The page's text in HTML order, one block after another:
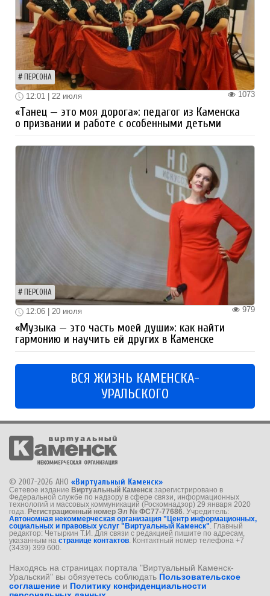
ПЕРСОНА
1073
12:01 | 22 июля
«Танец — это моя дорога»: педагог из Каменска
о призвании и работе с особенными детьми
ПЕРСОНА
979
12:06 | 20 июля
«Музыка — это часть моей души»: как найти
гармонию и научить ей других в Каменске
ВСЯ ЖИЗНЬ КАМЕНСКА-
УРАЛЬСКОГО
© 2007-2026 АНО «Виртуальный Каменск»
Сетевое издание Виртуальный Каменск зарегистрировано в
Федеральной службе по надзору в сфере связи, информационных
технологий и массовых коммуникаций (Роскомнадзор) 29 января 2020
года. Регистрационный номер Эл № ФС77-77686 . Учредитель:
Автономная некоммерческая организация "Центр информационных,
социальных и правовых услуг "Виртуальный Каменск" . Главный
редактор: Четыркин Т.И. Для связи с редакцией пишите по адресам,
указанным на странице контактов . Контактный номер телефона +7
(3439) 399 600.
Находясь на страницах портала "Виртуальный Каменск-
Уральский" вы обязуетесь соблюдать Пользовательское
соглашение и Политику конфиденциальности